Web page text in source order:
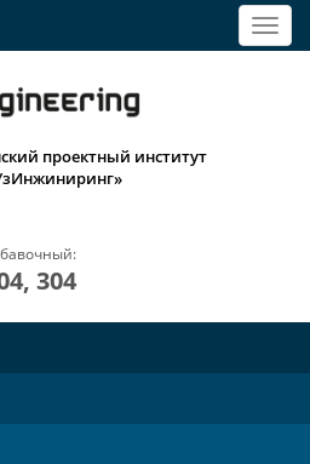
проектный институт
304